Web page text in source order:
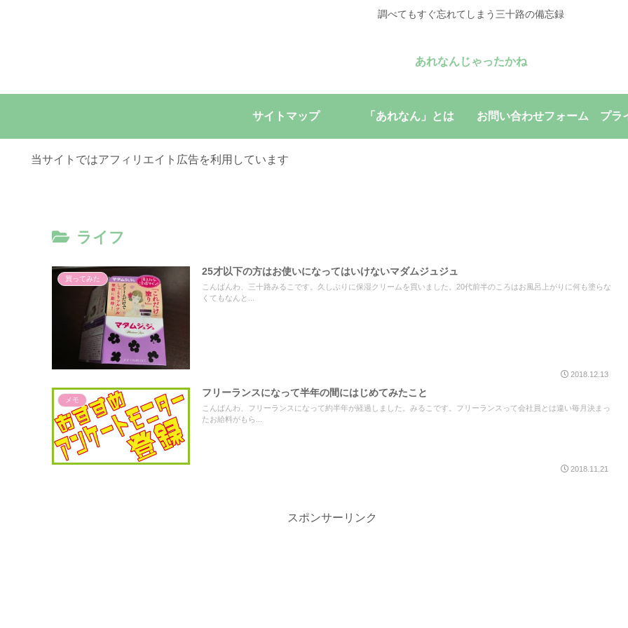
調べてもすぐ忘れてしまう三十路の備忘録
あれなんじゃったかね
サイトマップ 「あれなん」とは お問い合わせフォーム プラ
当サイトではアフィリエイト広告を利用しています
ライフ
買ってみた
25才以下の方はお使いになってはいけないマダムジュジュ
こんばんわ、三十路みるこです。久しぶりに保湿クリームを買いました。20代前半のころはお風呂上がりに何も塗らな
くてもなんと...
2018.12.13
メモ
フリーランスになって半年の間にはじめてみたこと
こんばんわ、フリーランスになって約半年が経過しました。みるこです。フリーランスって会社員とは違い毎月決まっ
たお給料がもら...
2018.11.21
スポンサーリンク